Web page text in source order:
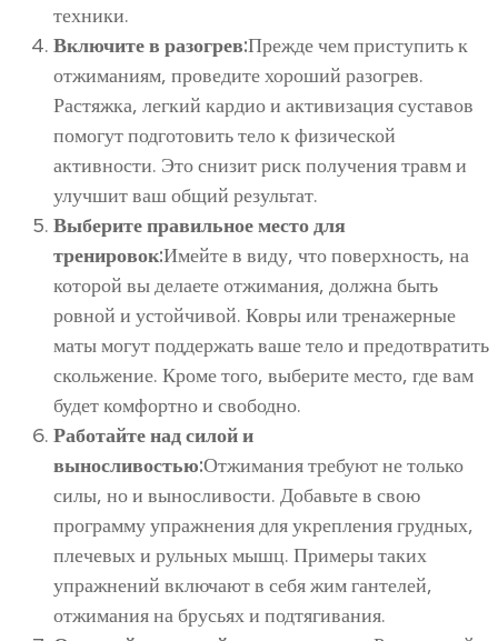
техники.
Включите в разогрев:Прежде чем приступить к
отжиманиям, проведите хороший разогрев.
Растяжка, легкий кардио и активизация суставов
помогут подготовить тело к физической
активности. Это снизит риск получения травм и
улучшит ваш общий результат.
Выберите правильное место для
тренировок:Имейте в виду, что поверхность, на
которой вы делаете отжимания, должна быть
ровной и устойчивой. Ковры или тренажерные
маты могут поддержать ваше тело и предотвратить
скольжение. Кроме того, выберите место, где вам
будет комфортно и свободно.
Работайте над силой и
выносливостью:Отжимания требуют не только
силы, но и выносливости. Добавьте в свою
программу упражнения для укрепления грудных,
плечевых и рульных мышц. Примеры таких
упражнений включают в себя жим гантелей,
отжимания на брусьях и подтягивания.